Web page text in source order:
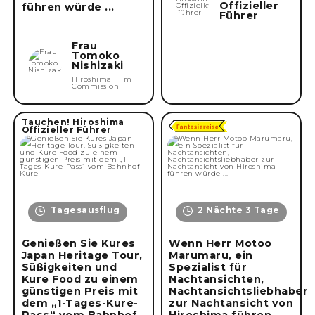
führen würde ...
Frau
Tomoko
Nishizaki
Hiroshima Film
Commission
Offizieller
Führer
Tauchen! Hiroshima
Offizieller Führer
Tagesausflug
Genießen Sie Kures
Japan Heritage Tour,
Süßigkeiten und
Kure Food zu einem
günstigen Preis mit
dem „1-Tages-Kure-
2 Nächte 3 Tage
Wenn Herr Motoo
Marumaru, ein
Spezialist für
Nachtansichten,
Nachtansichtsliebhaber
zur Nachtansicht von